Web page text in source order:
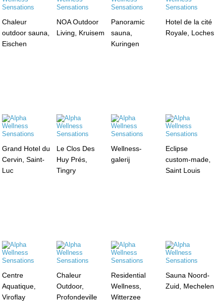
Chaleur
outdoor sauna,
Eischen
NOA Outdoor
Living, Kruisem
Panoramic
sauna,
Kuringen
Hotel de la cité
Royale, Loches
Grand Hotel du
Cervin, Saint-
Luc
Le Clos Des
Huy Prés,
Tingry
Wellness-
galerij
Eclipse
custom-made,
Saint Louis
Centre
Aquatique,
Viroflay
Chaleur
Outdoor,
Profondeville
Residential
Wellness,
Witterzee
Sauna Noord-
Zuid, Mechelen